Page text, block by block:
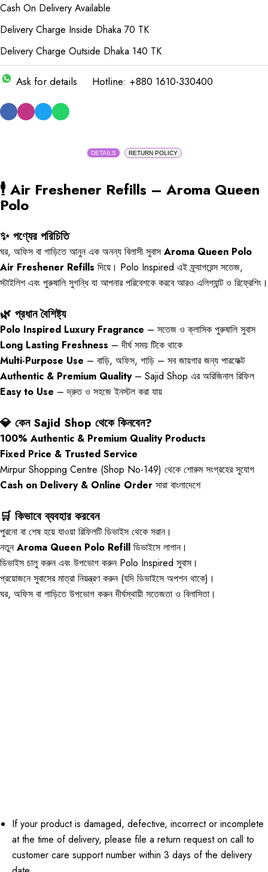
Cash On Delivery Available
Delivery Charge Inside Dhaka 70 TK
Delivery Charge Outside Dhaka 140 TK
Ask for details Hotline: +880 1610-330400
DETAILS RETURN POLICY
🕴️ Air Freshener Refills – Aroma Queen
Polo
✨ পণ্যের পরিচিতি
ঘর, অফিস বা গাড়িতে আনুন এক অনন্য বিলাসী সুবাসAroma Queen Polo
Air Freshener Refills দিয়ে। Polo Inspired এই ফ্র্যাগরেন্স সতেজ,
স্টাইলিশ এবং পুরুষালি সুগন্ধি যা আপনার পরিবেশকে করবে আরও এলিগ্যান্ট ও রিফ্রেশিং।
🌿 প্রধান বৈশিষ্ট্য
Polo Inspired Luxury Fragrance – সতেজ ও ক্লাসিক পুরুষালি সুবাস
Long Lasting Freshness – দীর্ঘ সময় টিকে থাকে
Multi-Purpose Use – বাড়ি, অফিস, গাড়ি – সব জায়গার জন্য পারফেক্ট
Authentic & Premium Quality– Sajid Shop এর অরিজিনাল রিফিল
Easy to Use – দ্রুত ও সহজে ইনস্টল করা যায়
💎 কেন Sajid Shop থেকে কিনবেন?
100% Authentic & Premium Quality Products
Fixed Price & Trusted Service
Mirpur Shopping Centre (Shop No-149) থেকে শোরুম সংগ্রহের সুযোগ
Cash on Delivery & Online Order সারা বাংলাদেশে
🛒 কিভাবে ব্যবহার করবেন
পুরনো বা শেষ হয়ে যাওয়া রিফিলটি ডিভাইস থেকে সরান।
নতুনAroma Queen Polo Refill ডিভাইসে লাগান।
ডিভাইস চালু করুন এবং উপভোগ করুন Polo Inspired সুবাস।
প্রয়োজনে সুবাসের মাত্রা নিয়ন্ত্রণ করুন (যদি ডিভাইসে অপশন থাকে)।
ঘর, অফিস বা গাড়িতে উপভোগ করুন দীর্ঘস্থায়ী সতেজতা ও বিলাসিতা।
If your product is damaged, defective, incorrect or incomplete
at the time of delivery, please file a return request on call to
customer care support number within 3 days of the delivery